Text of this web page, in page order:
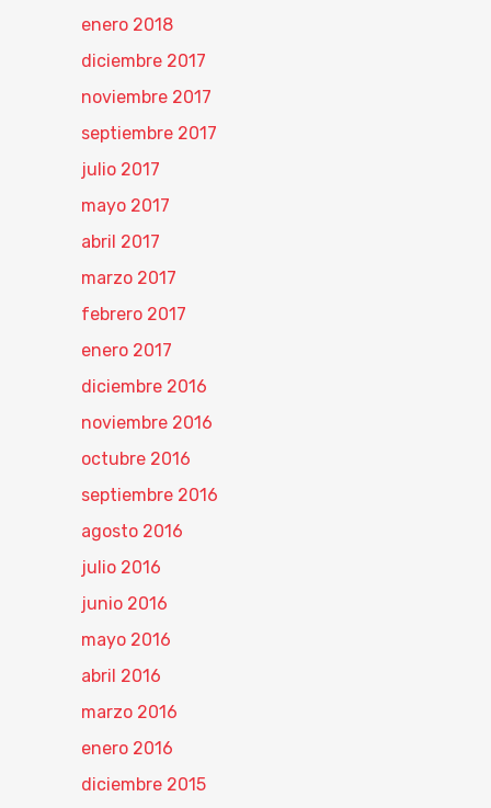
enero 2018
diciembre 2017
noviembre 2017
septiembre 2017
julio 2017
mayo 2017
abril 2017
marzo 2017
febrero 2017
enero 2017
diciembre 2016
noviembre 2016
octubre 2016
septiembre 2016
agosto 2016
julio 2016
junio 2016
mayo 2016
abril 2016
marzo 2016
enero 2016
diciembre 2015